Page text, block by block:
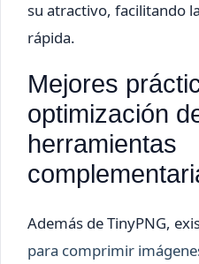
su atractivo, facilitando
rápida.
Mejores
optimización
herramientas
Además de TinyPNG,
para comprimir